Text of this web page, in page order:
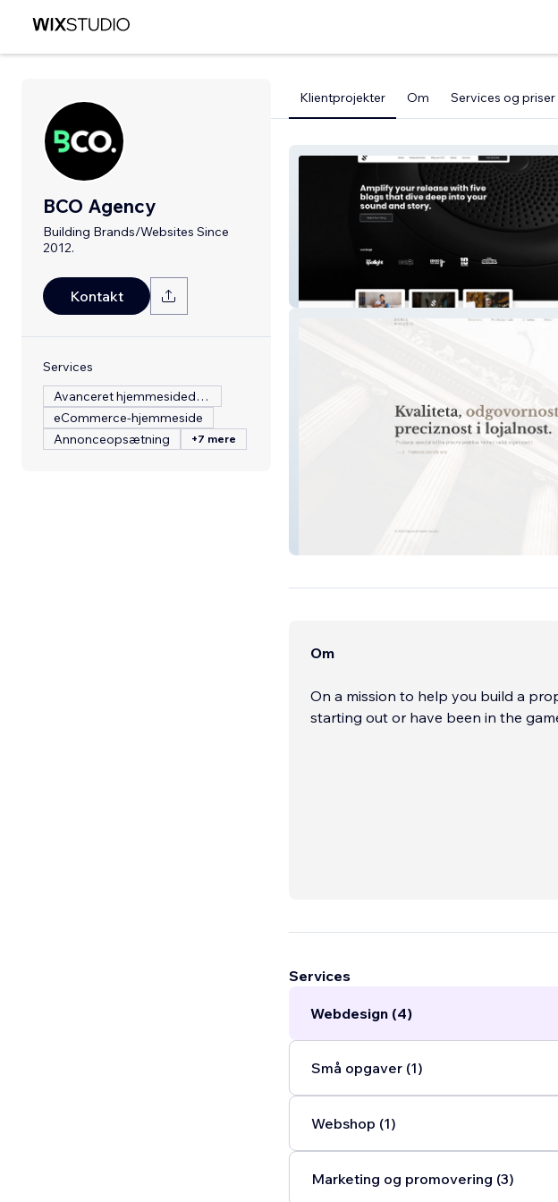
BCO Agency
Building Brands/Websites Since
2012.
Kontakt
Services
Avanceret hjemmesidedesign
eCommerce-hjemmeside
Annonceopsætning
+7 mere
Klientprojekter Om Services og priser
Sound Story Collective
Om
On a mission to help you build a
starting out or have been in the
Services
Webdesign (4)
Små opgaver (1)
Webshop (1)
Marketing og promovering (3)